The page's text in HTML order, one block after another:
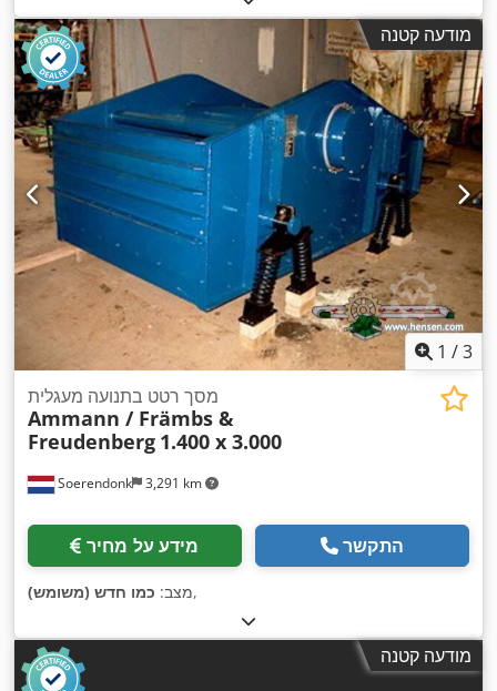
מודעה קטנה
1 /3
Soerendonk 3,291 km
מסך רטט בתנועה מעגלית
Ammann / Främbs &
Freudenberg 1.400 x 3.000
מידע על מחיר התקשר
מצב: כמו חדש (משומש) ,
מודעה קטנה